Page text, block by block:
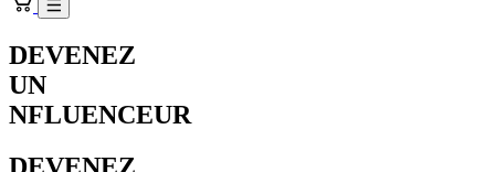
DEVENEZ
UN
NFLUENCEUR